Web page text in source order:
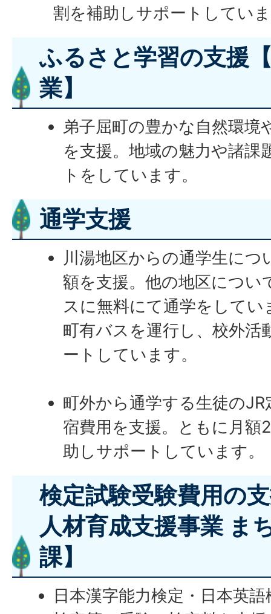
割を補助しサポートしてい
ふるさと学習の支援
業】
弟子屈町の豊かな自然環境
を支援。地域の魅力や諸課
トをしています。
通学支援
川湯地区からの通学生につ
額を支援。他の地区につい
スに無料にて通学をしてい
町有バスを運行し、校外活
ートしています。
町外から通学する生徒の
宿費用を支援。ともに月額
助しサポートしています。
検定試験受験費用の
人材育成支援事業 ま
課】
日本漢字能力検定・日本英